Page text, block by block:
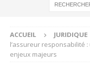
ACCUEIL JURIDIQUE
l’assureur responsabilité
enjeux majeurs